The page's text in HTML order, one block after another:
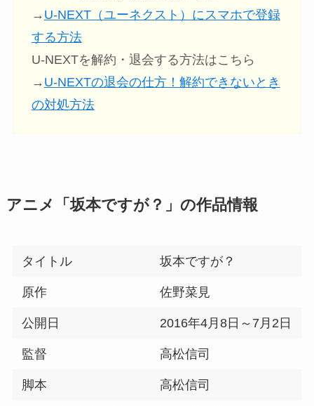
→ U-NEXT（ユーネクスト）にスマホで登録
する方法
U-NEXTを解約・退会する方法はこちら
→ U-NEXTの退会の仕方！解約できないとき
の対処方法
アニメ「坂本ですが？」の作品情報
タイトル 坂本ですが？
原作 佐野菜見
公開日 2016年4月8日～7月2日
監督 高松信司
脚本 高松信司